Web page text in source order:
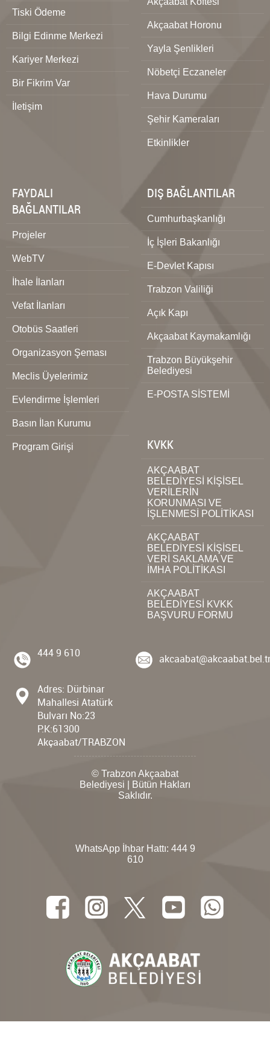
Tiski Ödeme
Bilgi Edinme Merkezi
Kariyer Merkezi
Bir Fikrim Var
İletişim
Akçaabat Horonu
Yayla Şenlikleri
Nöbetçi Eczaneler
Hava Durumu
Şehir Kameraları
Etkinlikler
FAYDALI
BAĞLANTILAR
Projeler
WebTV
İhale İlanları
Vefat İlanları
Otobüs Saatleri
Organizasyon Şeması
Meclis Üyelerimiz
Evlendirme İşlemleri
Basın İlan Kurumu
Program Girişi
DIŞ BAĞLANTILAR
Cumhurbaşkanlığı
İç İşleri Bakanlığı
E-Devlet Kapısı
Trabzon Valiliği
Açık Kapı
Akçaabat Kaymakamlığı
Trabzon Büyükşehir
Belediyesi
E-POSTA SİSTEMİ
KVKK
AKÇAABAT
BELEDİYESİ KİŞİSEL
VERİLERİN
KORUNMASI VE
İŞLENMESİ POLİTİKASI
AKÇAABAT
BELEDİYESİ KİŞİSEL
VERİ SAKLAMA VE
İMHA POLİTİKASI
AKÇAABAT
BELEDİYESİ KVKK
BAŞVURU FORMU
444 9 610
Adres: Dürbinar
Mahallesi Atatürk
Bulvarı No:23
P.K:61300
Akçaabat/TRABZON
© Trabzon Akçaabat
Belediyesi | Bütün Hakları
Saklıdır.
WhatsApp İhbar Hattı: 444 9
610